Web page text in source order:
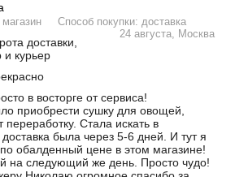
Способ покупки: доставка
24 августа, Москва
доставки,
курьер
в восторге от сервиса!
приобрести сушку для овощей,
Стала искать в
была через 5-6 дней. И тут я
обалденный цене в этом магазине!
на следующий же день. Просто чудо!